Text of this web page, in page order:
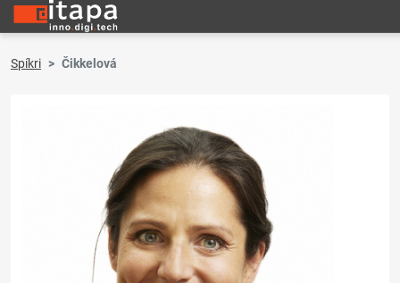
Spíkri Čikkelová